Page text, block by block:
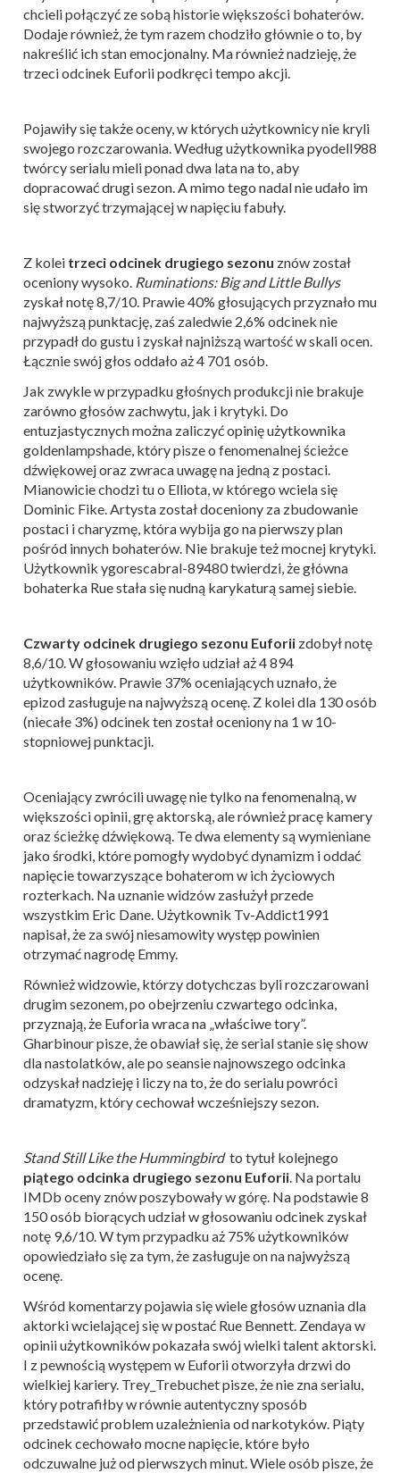
chcieli połączyć ze sobą historie większości bohaterów.
Dodaje również, że tym razem chodziło głównie o to, by
nakreślić ich stan emocjonalny. Ma również nadzieję, że
trzeci odcinek Euforii podkręci tempo akcji.
Pojawiły się także oceny, w których użytkownicy nie kryli
swojego rozczarowania. Według użytkownika pyodell988
twórcy serialu mieli ponad dwa lata na to, aby
dopracować drugi sezon. A mimo tego nadal nie udało im
się stworzyć trzymającej w napięciu fabuły.
Z kolei trzeci odcinek drugiego sezonu znów został
oceniony wysoko. Ruminations: Big and Little Bullys
zyskał notę 8,7/10. Prawie 40% głosujących przyznało mu
najwyższą punktację, zaś zaledwie 2,6% odcinek nie
przypadł do gustu i zyskał najniższą wartość w skali ocen.
Łącznie swój głos oddało aż 4 701 osób.
Jak zwykle w przypadku głośnych produkcji nie brakuje
zarówno głosów zachwytu, jak i krytyki. Do
entuzjastycznych można zaliczyć opinię użytkownika
goldenlampshade, który pisze o fenomenalnej ścieżce
dźwiękowej oraz zwraca uwagę na jedną z postaci.
Mianowicie chodzi tu o Elliota, w którego wciela się
Dominic Fike. Artysta został doceniony za zbudowanie
postaci i charyzmę, która wybija go na pierwszy plan
pośród innych bohaterów. Nie brakuje też mocnej krytyki.
Użytkownik ygorescabral-89480 twierdzi, że główna
bohaterka Rue stała się nudną karykaturą samej siebie.
Czwarty odcinek drugiego sezonu Euforii zdobył notę
8,6/10. W głosowaniu wzięło udział aż 4 894
użytkowników. Prawie 37% oceniających uznało, że
epizod zasługuje na najwyższą ocenę. Z kolei dla 130 osób
(niecałe 3%) odcinek ten został oceniony na 1 w 10-
stopniowej punktacji.
Oceniający zwrócili uwagę nie tylko na fenomenalną, w
większości opinii, grę aktorską, ale również pracę kamery
oraz ścieżkę dźwiękową. Te dwa elementy są wymieniane
jako środki, które pomogły wydobyć dynamizm i oddać
napięcie towarzyszące bohaterom w ich życiowych
rozterkach. Na uznanie widzów zasłużył przede
wszystkim Eric Dane. Użytkownik Tv-Addict1991
napisał, że za swój niesamowity występ powinien
otrzymać nagrodę Emmy.
Również widzowie, którzy dotychczas byli rozczarowani
drugim sezonem, po obejrzeniu czwartego odcinka,
przyznają, że Euforia wraca na „właściwe tory”.
Gharbinour pisze, że obawiał się, że serial stanie się show
dla nastolatków, ale po seansie najnowszego odcinka
odzyskał nadzieję i liczy na to, że do serialu powróci
dramatyzm, który cechował wcześniejszy sezon.
Stand Still Like the Hummingbird to tytuł kolejnego
piątego odcinka drugiego sezonu Euforii. Na portalu
IMDb oceny znów poszybowały w górę. Na podstawie 8
150 osób biorących udział w głosowaniu odcinek zyskał
notę 9,6/10. W tym przypadku aż 75% użytkowników
opowiedziało się za tym, że zasługuje on na najwyższą
ocenę.
Wśród komentarzy pojawia się wiele głosów uznania dla
aktorki wcielającej się w postać Rue Bennett. Zendaya w
opinii użytkowników pokazała swój wielki talent aktorski.
I z pewnością występem w Euforii otworzyła drzwi do
wielkiej kariery. Trey_Trebuchet pisze, że nie zna serialu,
który potrafiłby w równie autentyczny sposób
przedstawić problem uzależnienia od narkotyków. Piąty
odcinek cechowało mocne napięcie, które było
odczuwalne już od pierwszych minut. Wiele osób pisze, że